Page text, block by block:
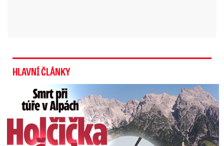
HLAVNÍ ČLÁNKY
Smrt Češky v Alpách: Zemřela při túře s rodiči